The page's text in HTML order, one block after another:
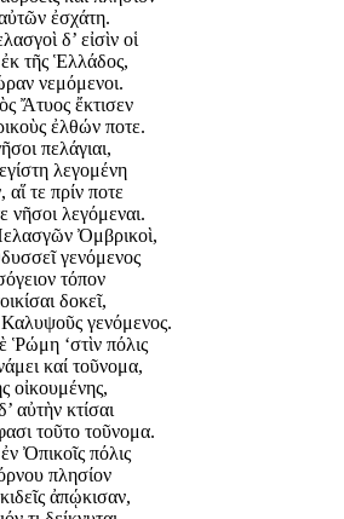
ἐσχάτη.
δ’ εἰσὶν οἱ
ἐκ τῆς Ἑλλάδος,
νεμόμενοι.
Ἄτυος ἔκτισεν
ἐλθών ποτε.
πελάγιαι,
λεγομένη
αἵ τε πρίν ποτε
νῆσοι λεγόμεναι.
Ὀμβρικοὶ,
γενόμενος
τόπον
δοκεῖ,
γενόμενος.
Ῥώμη ‘στὶν πόλις
καί τοῦνομα,
οἰκουμένης,
αὐτὴν κτίσαι
τοῦτο τοῦνομα.
Ὀπικοῖς πόλις
πλησίον
ἀπῴκισαν,